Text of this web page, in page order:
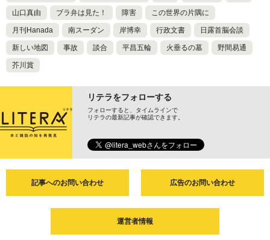
山口真由 ブラ弁は見た！ 障害 この世界の片隅に
月刊Hanada 南スーダン 岸博幸 行政文書 日露首脳会談
新しい地図 事故 談合 平昌五輪 火垂るの墓 野間易通
芥川賞
リテラをフォローする
フォローすると、タイムラインで
リテラの最新記事が確認できます。
記事へのお問い合わせ 広告のお問い合わせ
運営者情報